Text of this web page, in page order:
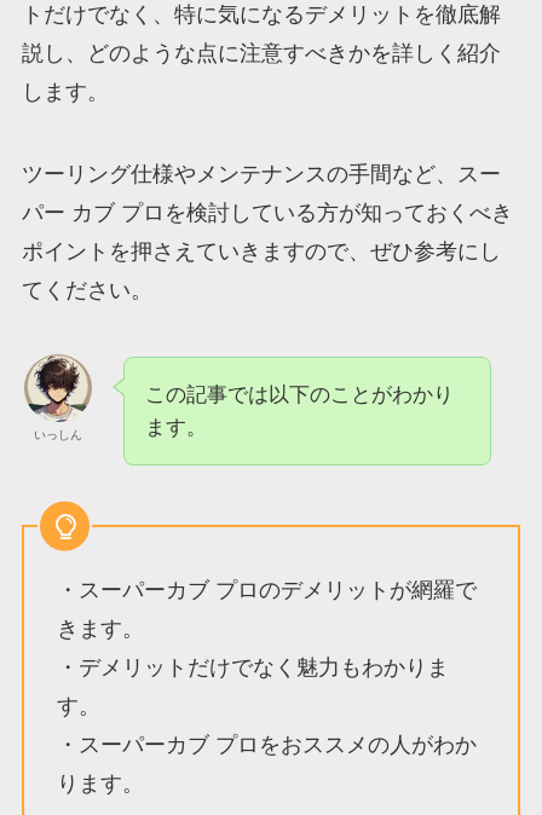
トだけでなく、特に気になるデメリットを徹底解
説し、どのような点に注意すべきかを詳しく紹介
します。
ツーリング仕様やメンテナンスの手間など、スー
パー カブ プロを検討している方が知っておくべき
ポイントを押さえていきますので、ぜひ参考にし
てください。
いっしん
この記事では以下のことがわかり
ます。
・スーパーカブ プロのデメリットが網羅で
きます。
・デメリットだけでなく魅力もわかりま
す。
・スーパーカブ プロをおススメの人がわか
ります。